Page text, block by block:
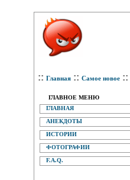
:: Главная :: Самое новое ::
ГЛАВНОЕ МЕНЮ
ГЛАВНАЯ
АНЕКДОТЫ
ИСТОРИИ
ФОТОГРАФИИ
F.A.Q.